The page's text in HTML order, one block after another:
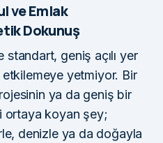
ve Emlak
Dokunuş
geniş açılı yer
etkilemeye yetmiyor. Bir
ya da geniş bir
ortaya koyan şey;
denizle ya da doğayla